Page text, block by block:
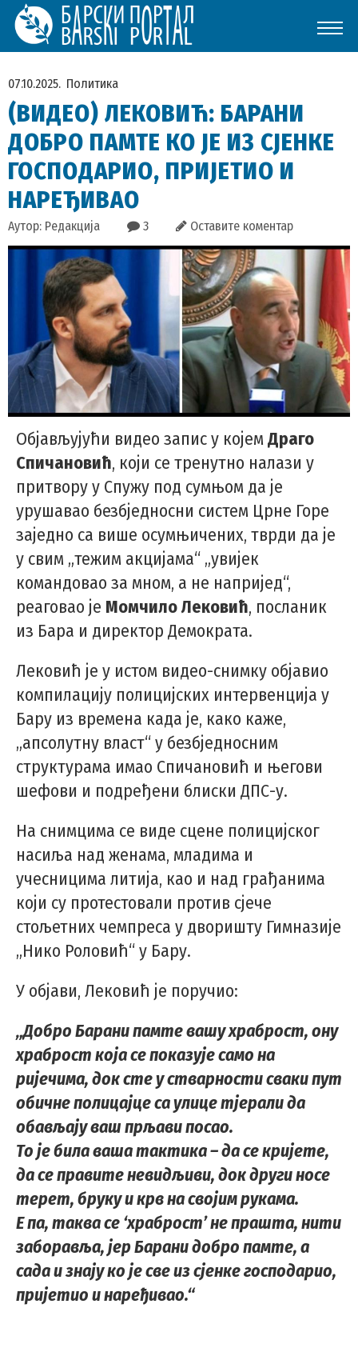
07.10.2025. Политика
(ВИДЕО) ЛЕКОВИЋ: БАРАНИ
ДОБРО ПАМТЕ КО ЈЕ ИЗ СЈЕНКЕ
ГОСПОДАРИО, ПРИЈЕТИО И
НАРЕЂИВАО
Аутор: Редакција 3 Оставите коментар
Објављујући видео запис у којемДраго
Спичановић, који се тренутно налази у
притвору у Спужу под сумњом да је
урушавао безбједносни систем Црне Горе
заједно са више осумњичених, тврди да је
у свим „тежим акцијама“ „увијек
командовао за мном, а не напријед“,
реаговао је Момчило Лековић, посланик
из Бара и директор Демократа.
Лековић је у истом видео-снимку објавио
компилацију полицијских интервенција у
Бару из времена када је, како каже,
„апсолутну власт“ у безбједносним
структурама имао Спичановић и његови
шефови и подређени блиски ДПС-у.
На снимцима се виде сцене полицијског
насиља над женама, младима и
учесницима литија, као и над грађанима
који су протестовали против сјече
стољетних чемпреса у дворишту Гимназије
„Нико Роловић“ у Бару.
У објави, Лековић је поручио:
„Добро Барани памте вашу храброст, ону
храброст која се показује само на
ријечима, док сте у стварности сваки пут
обичне полицајце са улице тјерали да
обављају ваш прљави посао.
То је била ваша тактика – да се кријете,
да се правите невидљиви, док други носе
терет, бруку и крв на својим рукама.
Е па, таква се ‘храброст’ не прашта, нити
заборавља, јер Барани добро памте, а
сада и знају ко је све из сјенке господарио,
пријетио и наређивао.“